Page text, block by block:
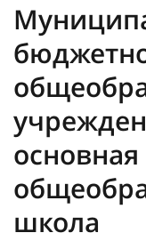
основная
школа